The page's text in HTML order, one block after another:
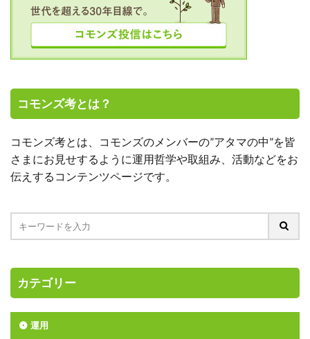
コモンズ考とは？
コモンズ考とは、コモンズのメンバーの”アタマの中”を皆
さまにお見せするように運用哲学や取組み、活動などをお
伝えするコンテンツページです。
カテゴリー
運用